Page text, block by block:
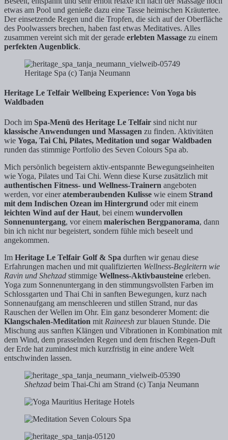
etwas am Pool und genieße dazu eine Tasse heimischen Kräutertee.
Der einsetzende Regen und die Tropfen, die sich auf der Oberfläche
des Poolwassers brechen, haben fast etwas Meditatives. Alles
zusammen vereint sich mit der gerade erlebten Massage zu einem
perfekten Augenblick.
Heritage Spa (c) Tanja Neumann
Heritage Le Telfair Wellbeing Experience: Von Yoga bis
Waldbaden
Doch im Spa-Menü des Heritage Le Telfair sind nicht nur
klassische Anwendungen und Massagen zu finden. Aktivitäten
wie Yoga, Tai Chi, Pilates, Meditation und sogar Waldbaden
runden das stimmige Portfolio des Seven Colours Spa ab.
Mich persönlich begeistern aktiv-entspannte Bewegungseinheiten
wie Yoga, Pilates und Tai Chi. Wenn diese Kurse zusätzlich mit
authentischen Fitness- und Wellness-Trainern angeboten
werden, vor eineratemberaubenden Kulisse wie einem Strand
mit dem Indischen Ozean im Hintergrund oder mit einem
leichten Wind auf der Haut, bei einem wundervollen
Sonnenuntergang, vor einem malerischen Bergpanorama, dann
bin ich nicht nur begeistert, sondern fühle mich beseelt und
angekommen.
Im Heritage Le Telfair Golf & Spa durften wir genau diese
Erfahrungen machen und mit qualifizierten Wellness-Begleitern wie
Ravin und Shehzad stimmige Wellness-Aktivbausteine erleben.
Yoga zum Sonnenuntergang in den stimmungsvollsten Farben im
Schlossgarten und Thai Chi in sanften Bewegungen, kurz nach
Sonnenaufgang am menschleeren und stillen Strand, nur das
Rauschen der Wellen im Ohr. Ein ganz besonderer Moment: die
Klangschalen-Meditation mit Raineesh zur blauen Stunde. Die
Mischung aus sanften Klängen und Vibrationen in Kombination mit
dem Wind, dem prasselnden Regen und dem frischen Regen-Duft
der Erde hat zumindest mich kurzfristig in eine andere Welt
entschwinden lassen.
Shehzad beim Thai-Chi am Strand (c) Tanja Neumann